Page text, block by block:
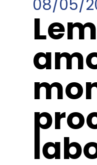
08/05/